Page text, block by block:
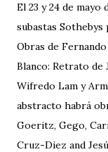
El 23 y 24 de mayo
subastas
Obras de
Blanco: Retrato de
Wifredo Lam y
abstracto habrá
Goeritz, Gego,
Cruz-Diez and